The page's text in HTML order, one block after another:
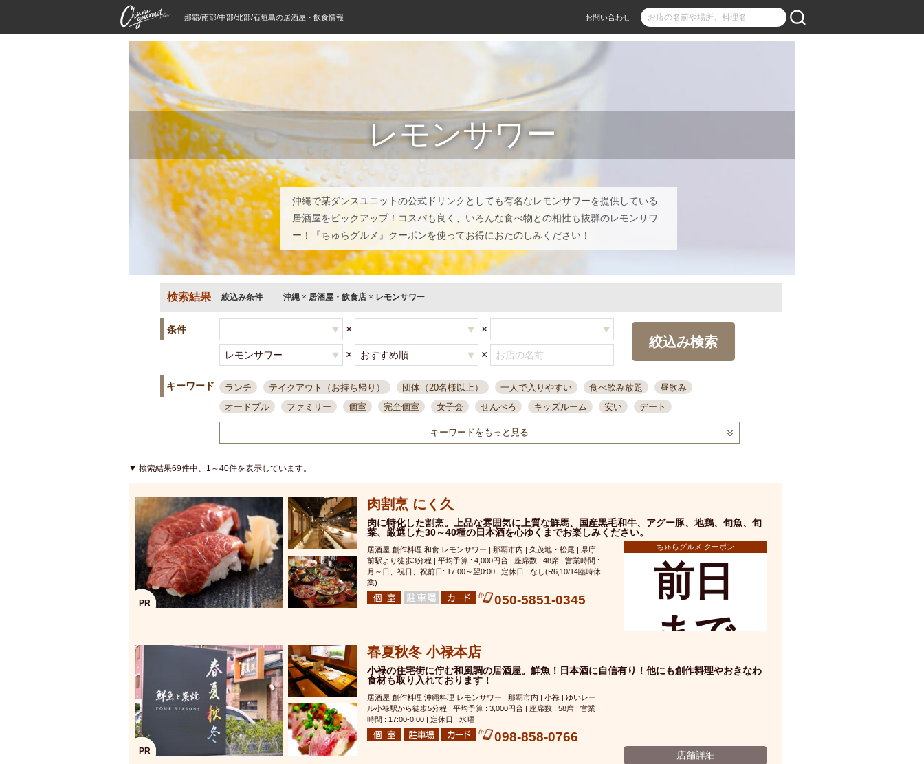
那覇/南部/中部/北部/石垣島の居酒屋・飲食情報 お問い合わせ
レモンサワー
沖縄で某ダンスユニットの公式ドリンクとしても有名なレモンサワーを提供している
居酒屋をピックアップ！コスパも良く、いろんな食べ物との相性も抜群のレモンサワ
ー！『ちゅらグルメ』クーポンを使ってお得におたのしみください！
検索結果 絞込み条件 沖縄 × 居酒屋・飲食店 × レモンサワー
条件 × ×
× ×
絞込み検索
キーワード ランチ テイクアウト（お持ち帰り） 団体（20名様以上） 一人で入りやすい 食べ飲み放題
昼飲み
オードブル
ファミリー 個室 完全個室 女子会 せんべろ キッズルーム 安い
デート
一人飲み 誕生日 大人数
接待・会食
ちょい飲み コスパ最高 肉料理 模合 インスタ映え 座敷席 記念日 泡盛
喫煙可
結婚式二次会
朝まで営業
夜10時以降入店可
県産魚 焼鳥 忘年会コース レモンサワー 観光客に人気 大部屋30名
カウンター
貸切可
大部屋20名 落ち着いた空間 4000円台コース
カード可
厳選日本酒 鮮魚 大衆酒場 ノンアルコールビール ウィスキー テレビ 飲み会
掘りごたつ
3000円台コース
ピザ 焼酎
クーポン
アサヒスーパードライ
県庁前駅周辺 大部屋40名 旭橋駅周辺 沖縄料理 スイーツ
結納・顔会わせ
大部屋50名以上～
オリオン 海ぶどう
店内全面禁煙
ハッピーアワー
アグー豚 プレミアムモルツ 貝づくし 燻製料理
美栄橋駅周辺
マトン・ラム肉
アレルギー対応可能
牧志駅周辺 ペット同伴 ビアガーデン
ダイエット中におススメ
沖縄そば 串揚げ バレンタイン 立ち飲み 5000円以上コース 地中海料理
鍋
ソファー
激辛料理 石垣牛 アヒージョ アサヒ 割烹 女性専用トイレあり
ファーストフード
スペシャルディナー ホルモン(もつ) 炭火焼 ペイディ（給料日）
スクリーン
スペインバル・イタリアンバール 食べ放題 動物カフェ＆バー
カニ
カフェ ジビエ 安里駅周辺
古島駅周辺
キーワードをもっと見る
▼ 検索結果69件中、1～40件を表示しています。
PR
肉割烹 にく久
肉に特化した割烹。上品な雰囲気に上質な鮮馬、国産黒毛和牛、アグー豚、地鶏、旬魚、旬
菜、厳選した30～40種の日本酒を心ゆくまでお楽しみください。
居酒屋 創作料理 和食 レモンサワー | 那覇市内 | 久茂地・松尾 | 県庁
前駅より徒歩3分程 | 平均予算 : 4,000円台 | 座席数 : 48席 | 営業時間 :
月～日、祝日、祝前日: 17:00～翌0:00 | 定休日 : なし(R6,10/14臨時休
業)
050-5851-0345
ちゅらグルメ クーポン
前日
まで
の予
約で
PR
春夏秋冬 小禄本店
小禄の住宅街に佇む和風調の居酒屋。鮮魚！日本酒に自信有り！他にも創作料理やおきなわ
食材も取り入れております！
居酒屋 創作料理 沖縄料理 レモンサワー | 那覇市内 | 小禄 | ゆいレー
ル小禄駅から徒歩5分程 | 平均予算 : 3,000円台 | 座席数 : 58席 | 営業
時間 : 17:00-0:00 | 定休日 : 水曜
098-858-0766
店舗詳細